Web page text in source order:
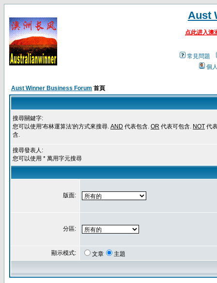
Aust
点此进入澳
常見問題
個
Aust Winner Business Forum 首頁
搜尋關鍵字:
您可以使用'布林運算法'的方式來搜尋. AND 代表包含. OR 代表可包含. NOT 代
含.
搜尋發表人:
您可以使用 * 萬用字元搜尋
版面:
分區:
顯示模式: 文章 主題